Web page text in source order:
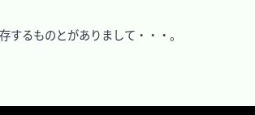
るものとがありまして・・・。